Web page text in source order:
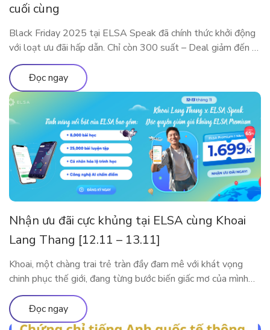
cuối cùng
Black Friday 2025 tại ELSA Speak đã chính thức khởi động
với loạt ưu đãi hấp dẫn. Chỉ còn 300 suất – Deal giảm đến 5
Triệu sắp cháy hàng! Đây là dịp đặc biệt trong năm để sở
hữu các gói ELSA Premium và ELSA Pro với giá ưu đãi hiếm
có. Trải nghiệm […]
Đọc ngay
Nhận ưu đãi cực khủng tại ELSA cùng Khoai
Lang Thang [12.11 – 13.11]
Khoai, một chàng trai trẻ tràn đầy đam mê với khát vọng
chinh phục thế giới, đang từng bước biến giấc mơ của mình
thành hiện thực. Tuy nhiên, thử thách lớn nhất mà anh phải
đối mặt trên hành trình này là tiếng Anh. Với ý chí kiên định,
Khoai đã bắt đầu hành […]
Đọc ngay